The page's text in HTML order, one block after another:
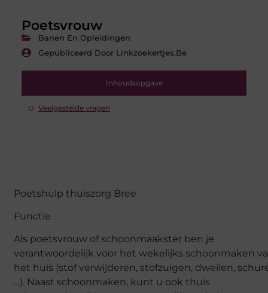
Poetsvrouw
Banen En Opleidingen
Gepubliceerd Door Linkzoekertjes.be
Inhoudsopgave
Veelgestelde vragen
Poetshulp thuiszorg Bree
Functie
Als poetsvrouw of schoonmaakster ben je
verantwoordelijk voor het wekelijks schoonmaken
het huis (stof verwijderen, stofzuigen, dweilen,
…). Naast schoonmaken, kunt u ook thuis